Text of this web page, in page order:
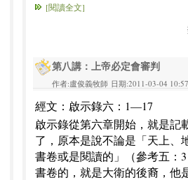
[閱讀全文]
第八講：上帝必定會審判
作者:盧俊義牧師 日期:2011-03-04 10:57
經文：啟示錄六：1—17
啟示錄從第六章開始，就是記
了，原本是說不論是「天上、
書卷或是閱讀的」（參考五：
書卷的，就是大衛的後裔，他